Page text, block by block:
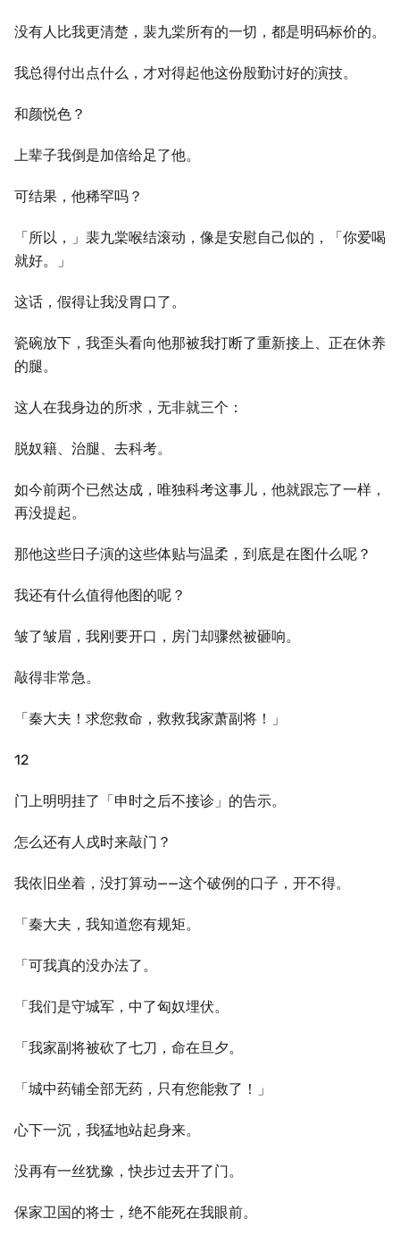
没有人比我更清楚，裴九棠所有的一切，都是明码标价的。
我总得付出点什么，才对得起他这份殷勤讨好的演技。
和颜悦色？
上辈子我倒是加倍给足了他。
可结果，他稀罕吗？
「所以，」裴九棠喉结滚动，像是安慰自己似的，「你爱喝
就好。」
这话，假得让我没胃口了。
瓷碗放下，我歪头看向他那被我打断了重新接上、正在休养
的腿。
这人在我身边的所求，无非就三个：
脱奴籍、治腿、去科考。
如今前两个已然达成，唯独科考这事儿，他就跟忘了一样，
再没提起。
那他这些日子演的这些体贴与温柔，到底是在图什么呢？
我还有什么值得他图的呢？
皱了皱眉，我刚要开口，房门却骤然被砸响。
敲得非常急。
「秦大夫！求您救命，救救我家萧副将！」
12
门上明明挂了「申时之后不接诊」的告示。
怎么还有人戌时来敲门？
我依旧坐着，没打算动——这个破例的口子，开不得。
「秦大夫，我知道您有规矩。
「可我真的没办法了。
「我们是守城军，中了匈奴埋伏。
「我家副将被砍了七刀，命在旦夕。
「城中药铺全部无药，只有您能救了！」
心下一沉，我猛地站起身来。
没再有一丝犹豫，快步过去开了门。
保家卫国的将士，绝不能死在我眼前。